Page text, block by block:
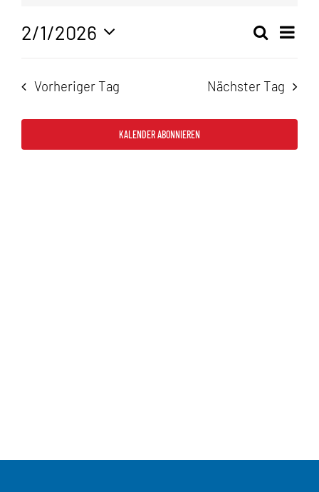
Februar
2026
Suche
Suche
Tag
2/1/2026
Vorheriger Tag Nächster Tag
KALENDER ABONNIEREN